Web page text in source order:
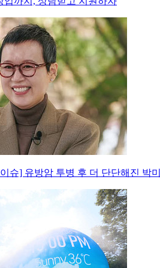
슈] 유방암 투병 후 더 단단해진 박